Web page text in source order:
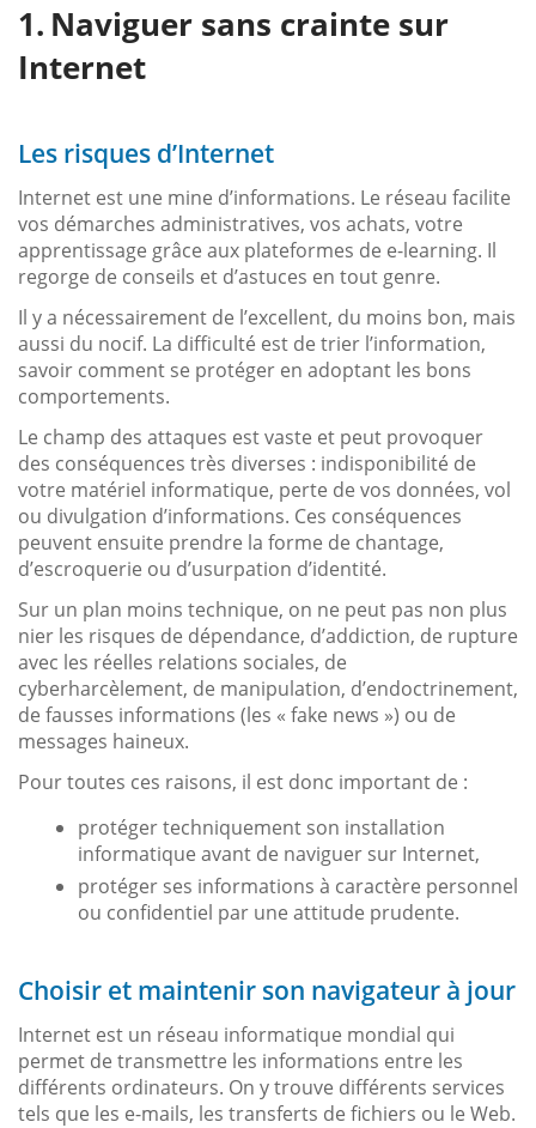
Naviguer sans crainte sur
Internet
Les risques d’Internet
Internet est une mine d’informations. Le réseau facilite
vos démarches administratives, vos achats, votre
apprentissage grâce aux plateformes de e-learning. Il
regorge de conseils et d’astuces en tout genre.
Il y a nécessairement de l’excellent, du moins bon, mais
aussi du nocif. La difficulté est de trier l’information,
savoir comment se protéger en adoptant les bons
comportements.
Le champ des attaques est vaste et peut provoquer
des conséquences très diverses : indisponibilité de
votre matériel informatique, perte de vos données, vol
ou divulgation d’informations. Ces conséquences
peuvent ensuite prendre la forme de chantage,
d’escroquerie ou d’usurpation d’identité.
Sur un plan moins technique, on ne peut pas non plus
nier les risques de dépendance, d’addiction, de rupture
avec les réelles relations sociales, de
cyberharcèlement, de manipulation, d’endoctrinement,
de fausses informations (les « fake news ») ou de
messages haineux.
Pour toutes ces raisons, il est donc important de :
protéger techniquement son installation
informatique avant de naviguer sur Internet,
protéger ses informations à caractère personnel
ou confidentiel par une attitude prudente.
Choisir et maintenir son navigateur à jour
Internet est un réseau informatique mondial qui
permet de transmettre les informations entre les
différents ordinateurs. On y trouve différents services
tels que les e-mails, les transferts de fichiers ou le Web.